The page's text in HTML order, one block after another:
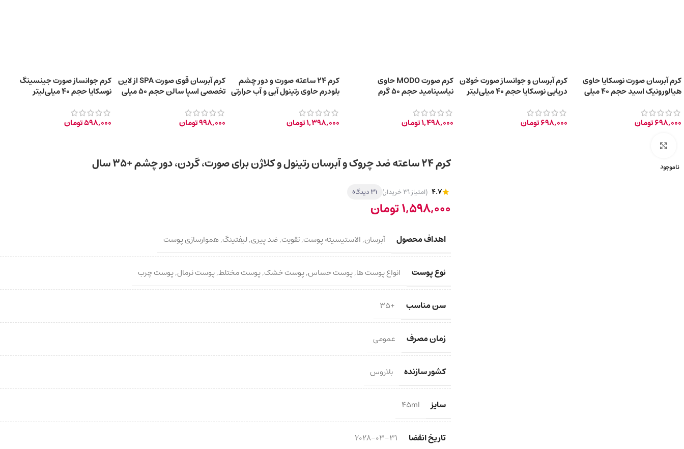
کرم آبرسان صورت نوسکایا حاوی
هیالورونیک اسید حجم 40 میلی
698,000تومان
کرم آبرسان و جوانساز صورت خولان
دریایی نوسکایا حجم 40 میلی‌لیتر
698,000تومان
کرم صورت MODO حاوی
نیاسینامید حجم 50 گرم
1,498,000تومان
کرم 24 ساعته صورت و دور چشم
بلودرم حاوی رتینول آبی و آب حرارتی
1,398,000تومان
کرم آبرسان قوی صورت SPA از لاین
تخصصی اسپا سالن حجم 50 میلی
998,000تومان
کرم جوانساز صورت جینسینگ
نوسکایا حجم 40 میلی‌لیتر
598,000تومان
ناموجود کرم ۲۴ ساعته ضد چروک و آبرسان رتینول و کلاژن برای صورت، گردن، دور چشم +35 سال
4.7 (امتیاز 31 خریدار) 31 دیدگاه
1,598,000تومان
اهداف محصول آبرسان,الاستیسیته پوست,تقویت,ضد پیری,لیفتینگ,هموارسازی پوست
نوع پوست انواع پوست ها,پوست حساس,پوست خشک,پوست مختلط,پوست نرمال,پوست چرب
سن مناسب +35
زمان مصرف عمومی
کشور سازنده بلاروس
سایز 45ml
تاریخ انقضا 2028-03-31